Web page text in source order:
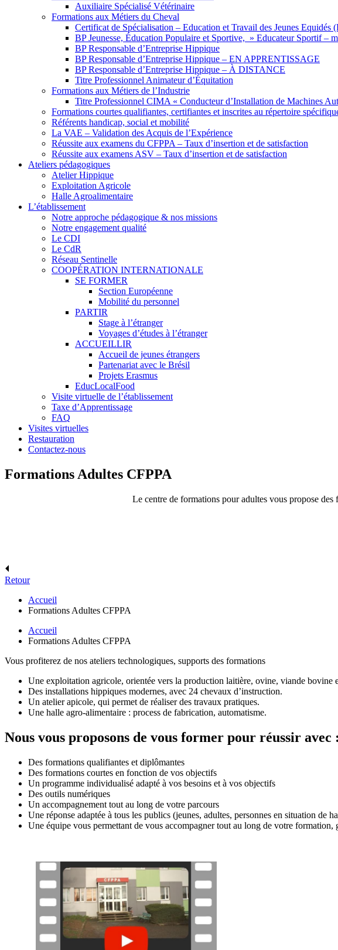
Auxiliaire Spécialisé Vétérinaire
Formations aux Métiers du Cheval
Certificat de Spécialisation – Education et Travail des Jeunes Equidés
BP Jeunesse, Éducation Populaire et Sportive, » Educateur Sportif –
BP Responsable d’Entreprise Hippique
BP Responsable d’Entreprise Hippique – EN APPRENTISSAGE
BP Responsable d’Entreprise Hippique – À DISTANCE
Titre Professionnel Animateur d’Équitation
Formations aux Métiers de l’Industrie
Titre Professionnel CIMA « Conducteur d’Installation de Machines
Formations courtes qualifiantes, certifiantes et inscrites au répertoire
Référents handicap, social et mobilité
La VAE – Validation des Acquis de l’Expérience
Réussite aux examens du CFPPA – Taux d’insertion et de satisfaction
Réussite aux examens ASV – Taux d’insertion et de satisfaction
Ateliers pédagogiques
Atelier Hippique
Exploitation Agricole
Halle Agroalimentaire
L’établissement
Notre approche pédagogique & nos missions
Notre engagement qualité
Le CDI
Le CdR
Réseau Sentinelle
COOPÉRATION INTERNATIONALE
SE FORMER
Section Européenne
Mobilité du personnel
PARTIR
Stage à l’étranger
Voyages d’études à l’étranger
ACCUEILLIR
Accueil de jeunes étrangers
Partenariat avec le Brésil
Projets Erasmus
EducLocalFood
Visite virtuelle de l’établissement
Taxe d’Apprentissage
FAQ
Visites virtuelles
Restauration
Contactez-nous
Formations Adultes CFPPA
Le centre de formations pour adultes vous propose
Retour
Accueil
Formations Adultes CFPPA
Accueil
Formations Adultes CFPPA
Vous profiterez de nos ateliers technologiques, supports des formations
Une exploitation agricole, orientée vers la production laitière, ovine, viande bovine
Des installations hippiques modernes, avec 24 chevaux d’instruction.
Un atelier apicole, qui permet de réaliser des travaux pratiques.
Une halle agro-alimentaire : process de fabrication, automatisme.
Nous vous proposons de vous former pour réussir avec :
Des formations qualifiantes et diplômantes
Des formations courtes en fonction de vos objectifs
Un programme individualisé adapté à vos besoins et à vos objectifs
Des outils numériques
Un accompagnement tout au long de votre parcours
Une réponse adaptée à tous les publics (jeunes, adultes, personnes en situation de
Une équipe vous permettant de vous accompagner tout au long de votre formation,